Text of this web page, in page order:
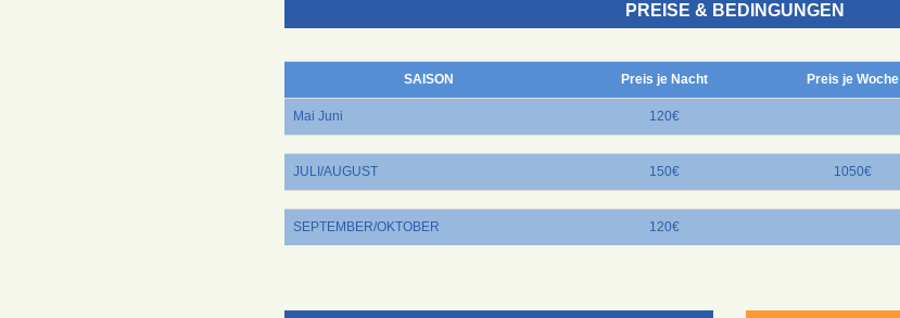
PREISE & BEDINGUNGEN
SAISON Preis je Nacht Preis je Woche
Mai Juni 120€
JULI/AUGUST 150€ 1050€
SEPTEMBER/OKTOBER 120€